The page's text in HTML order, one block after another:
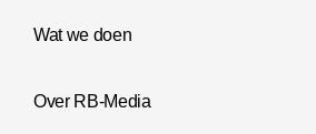
Wat we doen
Over RB-Media